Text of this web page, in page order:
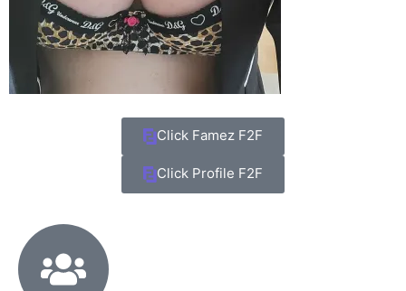
Click Famez F2F
Click Profile F2F